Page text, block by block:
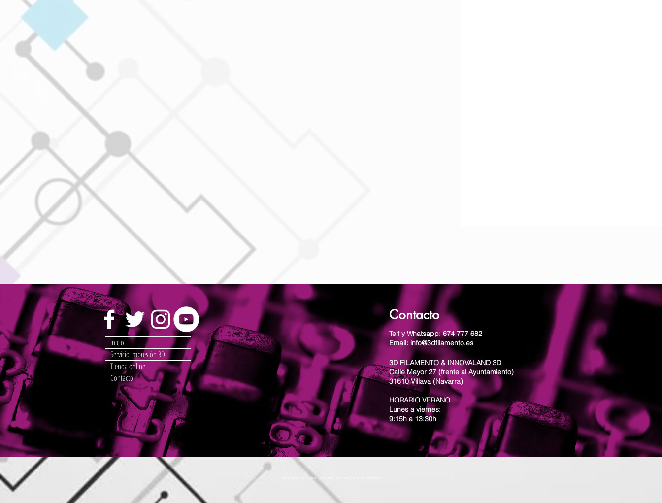
3D FILAMENTO & INNOVALAND 3D
Calle Mayor 27 (frente al Ayuntamiento)
31610 Villava (Navarra)
HORARIO VERANO
Lunes a viernes:
9:15h a 13:30h
Telf y Whatsapp: 674 777 682
Email: info@3dfilamento.es
Contacto
Inicio
Servicio impresión 3D
Tienda online
Contacto
Robot, impresión 3D, robótica educativa, filamento 3D, Arduino en Pamplona